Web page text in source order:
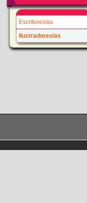
Escritores/as
Ilustradores/as